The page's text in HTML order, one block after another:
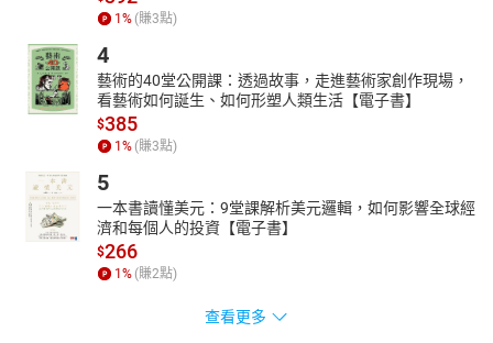
1% (賺3點)
4
藝術的40堂公開課：透過故事，走進藝術家創作現場，
看藝術如何誕生、如何形塑人類生活【電子書】
$385
1% (賺3點)
5
一本書讀懂美元：9堂課解析美元邏輯，如何影響全球經
濟和每個人的投資【電子書】
$266
1% (賺2點)
查看更多